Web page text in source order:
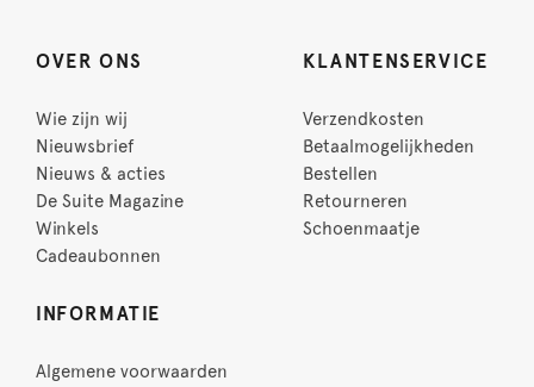
OVER ONS
Wie zijn wij
Nieuwsbrief
Nieuws & acties
De Suite Magazine
Winkels
Cadeaubonnen
KLANTENSERVICE
Verzendkosten
Betaalmogelijkheden
Bestellen
Retourneren
Schoenmaatje
INFORMATIE
Algemene voorwaarden